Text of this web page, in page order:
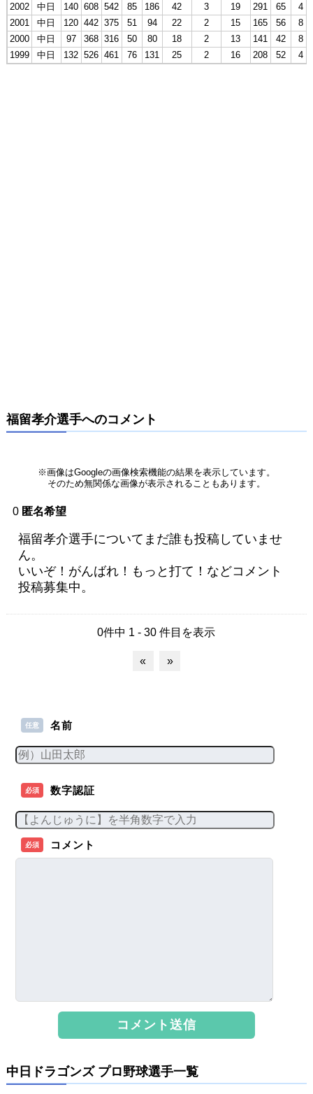
2002
中日 140 608 542 85 186 42 3 19 291 65
4
2001
中日 120 442 375 51 94 22 2 15 165 56
8
2000
中日 97 368 316 50 80 18 2 13 141 42
8
1999
中日 132 526 461 76 131 25 2 16 208 52 4
福留孝介選手へのコメント
※画像はGoogleの画像検索機能の結果を表示しています。
そのため無関係な画像が表示されることもあります。
0 匿名希望
福留孝介選手についてまだ誰も投稿していませ
ん。
いいぞ！がんばれ！もっと打て！などコメント
投稿募集中。
0件中 1 - 30 件目を表示
« »
任意 名前
必須 数字認証
必須 コメント
中日ドラゴンズ プロ野球選手一覧